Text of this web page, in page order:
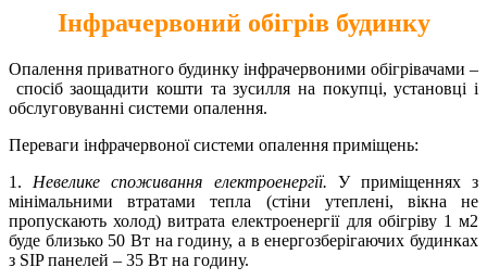
Інфрачервоний обігрів будинку
Опалення приватного будинку інфрачервоними обігрівачами –
спосіб заощадити кошти та зусилля на покупці, установці і
обслуговуванні системи опалення.
Переваги інфрачервоної системи опалення приміщень:
1. Невелике споживання електроенергії. У приміщеннях з
мінімальними втратами тепла (стіни утеплені, вікна не
пропускають холод) витрата електроенергії для обігріву 1 м2
буде близько 50 Вт на годину, а в енергозберігаючих будинках
з SIP панелей – 35 Вт на годину.